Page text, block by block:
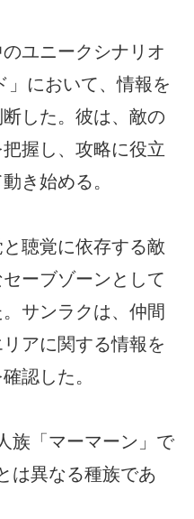
ユニークシナリオ
」において、情報を
した。彼は、敵の
握し、攻略に役立
き始める。
聴覚に依存する敵
ーブゾーンとして
サンラクは、仲間
アに関する情報を
認した。
族「マーマーン」で
は異なる種族であ